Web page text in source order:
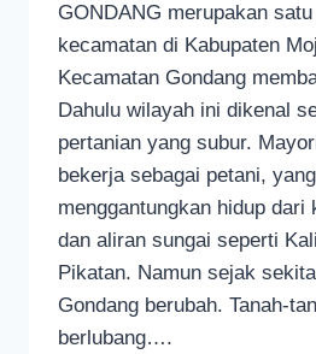
GONDANG merupakan
kecamatan di Kabupaten
Kecamatan Gondang
Dahulu wilayah ini dikenal
pertanian yang subur.
bekerja sebagai petani,
menggantungkan hidup dari
dan aliran sungai seperti
Pikatan. Namun sejak
Gondang berubah. Tanah-
berlubang….